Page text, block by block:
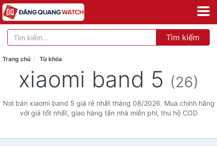
Tìm kiếm
Trang chủ Từ khóa
xiaomi band 5 (26)
Nơi bán xiaomi band 5 giá rẻ nhất tháng 08/2026. Mua chính hãng
với giá tốt nhất, giao hàng tận nhà miễn phí, thu hộ COD